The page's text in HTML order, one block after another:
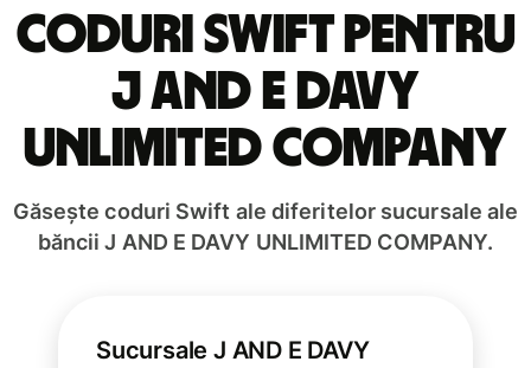
Coduri Swift pentru
J AND E DAVY
UNLIMITED COMPANY
Găsește coduri Swift ale diferitelor sucursale ale
băncii J AND E DAVY UNLIMITED COMPANY.
Sucursale J AND E DAVY